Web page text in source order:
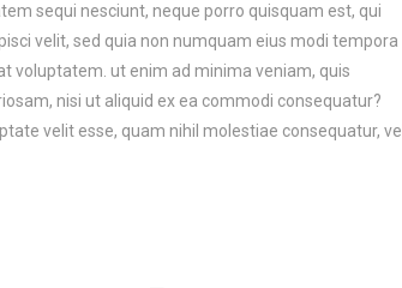
sequi nesciunt, neque porro quisquam est, qui
velit, sed quia non numquam eius modi tempora
voluptatem. ut enim ad minima veniam, quis
nisi ut aliquid ex ea commodi consequatur?
velit esse, quam nihil molestiae consequatur, vel